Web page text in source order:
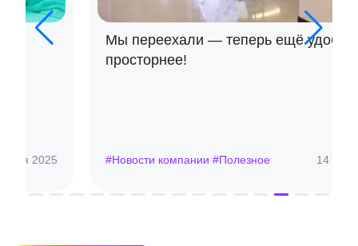
Мы переехали — теперь ещё удобнее и
просторнее!
#Новости компании #Полезное 14 ноя 2025